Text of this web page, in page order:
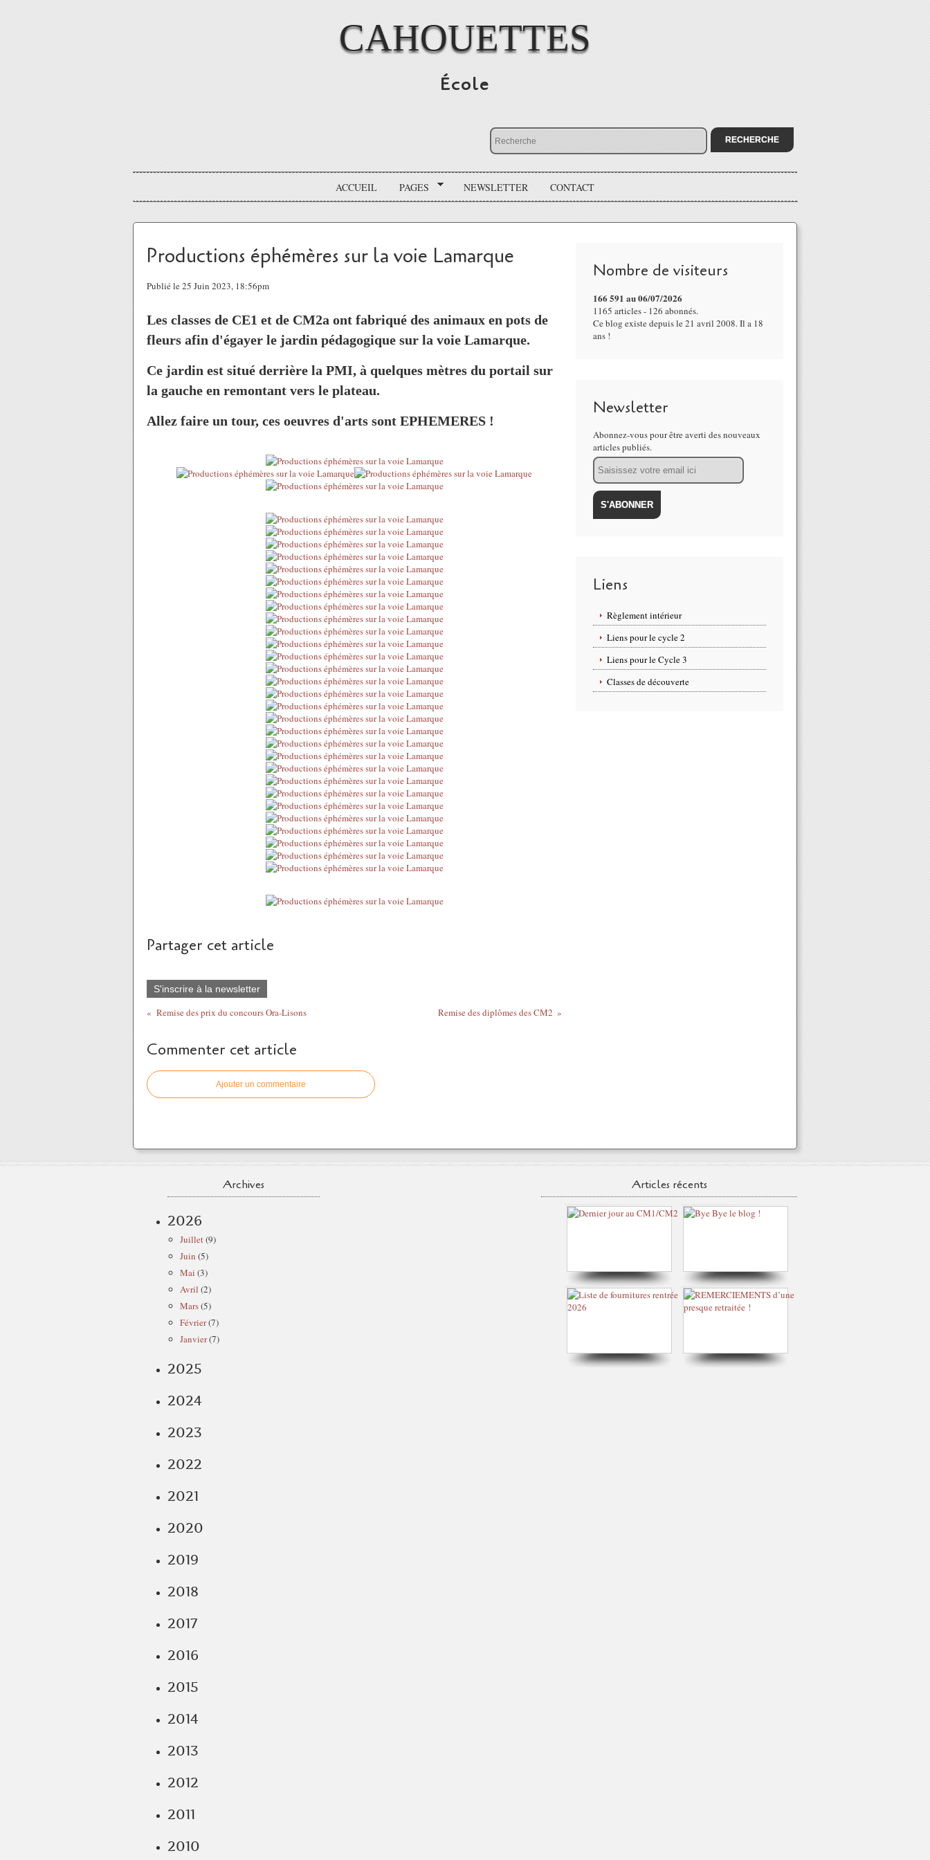
CAHOUETTES
École
ACCUEIL PAGES NEWSLETTER CONTACT
Productions éphémères sur la voie Lamarque
Publié le 25 Juin 2023, 18:56pm
Les classes de CE1 et de CM2a ont fabriqué des animaux en pots de
fleurs afin d'égayer le jardin pédagogique sur la voie Lamarque.
Ce jardin est situé derrière la PMI, à quelques mètres du portail sur
la gauche en remontant vers le plateau.
Allez faire un tour, ces oeuvres d'arts sont EPHEMERES !
Partager cet article
S'inscrire à la newsletter
Remise des prix du concours Ora-Lisons Remise des diplômes des CM2
Commenter cet article
Ajouter un commentaire
Nombre de visiteurs
166 591 au 06/07/2026
1165 articles - 126 abonnés.
Ce blog existe depuis le 21 avril 2008. Il a 18
ans !
Newsletter
Abonnez-vous pour être averti des nouveaux
articles publiés.
Email
Liens
Règlement intérieur
Liens pour le cycle 2
Liens pour le Cycle 3
Classes de découverte
Archives
2026
Juillet(9)
Juin (5)
Mai (3)
Avril (2)
Mars(5)
Février(7)
Janvier(7)
2025
2024
2023
2022
2021
2020
2019
2018
2017
2016
2015
2014
2013
2012
2011
2010
Articles récents